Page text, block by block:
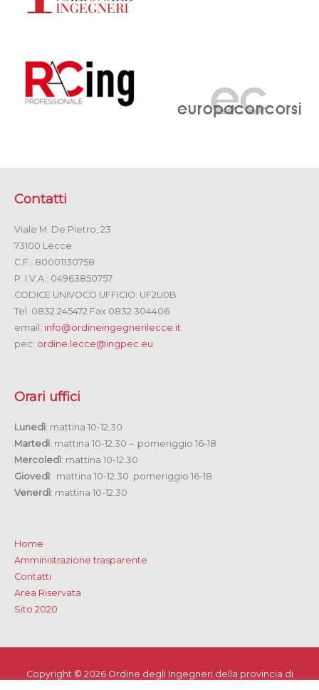
Contatti
Viale M. De Pietro, 23
73100 Lecce
C.F.: 80001130758
P. I.V.A.: 04963850757
CODICE UNIVOCO UFFICIO: UF2U0B
Tel. 0832 245472 Fax 0832 304406
email: info@ordineingegnerilecce.it
pec: ordine.lecce@ingpec.eu
Orari uffici
Lunedì: mattina 10-12.30
Martedì: mattina 10-12.30 – pomeriggio 16-18
Mercoledì: mattina 10-12.30
Giovedì: mattina 10-12.30 pomeriggio 16-18
Venerdì: mattina 10-12.30
Home
Amministrazione trasparente
Contatti
Area Riservata
Sito 2020
Copyright © 2026 Ordine degli Ingegneri della provincia di